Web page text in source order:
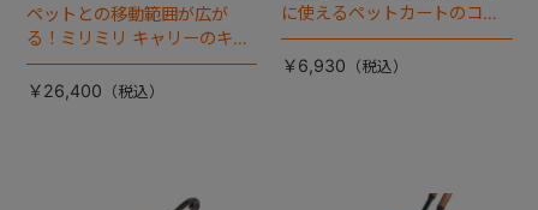
ペットとの移動範囲が広が
る！ミリミリ キャリーのキャ
リー部単品が登場！
￥26,400
に使えるペットカートのコー
ナークッション登場。
￥6,930